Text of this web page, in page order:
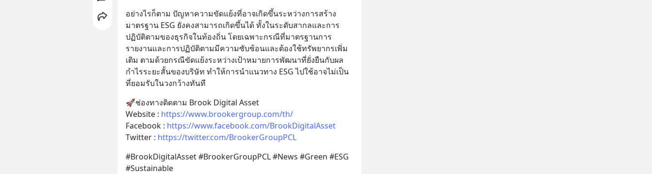
อย่างไรก็ตาม ปัญหาความขัดแย้งที่อาจเกิดขึ้นระหว่างการสร้าง
มาตรฐาน ESG ยังคงสามารถเกิดขึ้นได้ ทั้งในระดับสากลและการ
ปฏิบัติตามของธุรกิจในท้องถิ่น โดยเฉพาะกรณีที่มาตรฐานการ
รายงานและการปฏิบัติตามมีความซับซ้อนและต้องใช้ทรัพยากรเพิ่ม
เติม ตามด้วยกรณีขัดแย้งระหว่างเป้าหมายการพัฒนาที่ยั่งยืนกับผล
กำไรระยะสั้นของบริษัท ทำให้การนำแนวทาง ESG ไปใช้อาจไม่เป็น
ที่ยอมรับในวงกว้างทันที​
🚀ช่องทางติดตาม Brook Digital Asset​
Website : https://www.brookergroup.com/th/​
Facebook : https://www.facebook.com/BrookDigitalAsset​
Twitter : https://twitter.com/BrookerGroupPCL ​
#BrookDigitalAsset #BrookerGroupPCL #News #Green #ESG
#Sustainable​